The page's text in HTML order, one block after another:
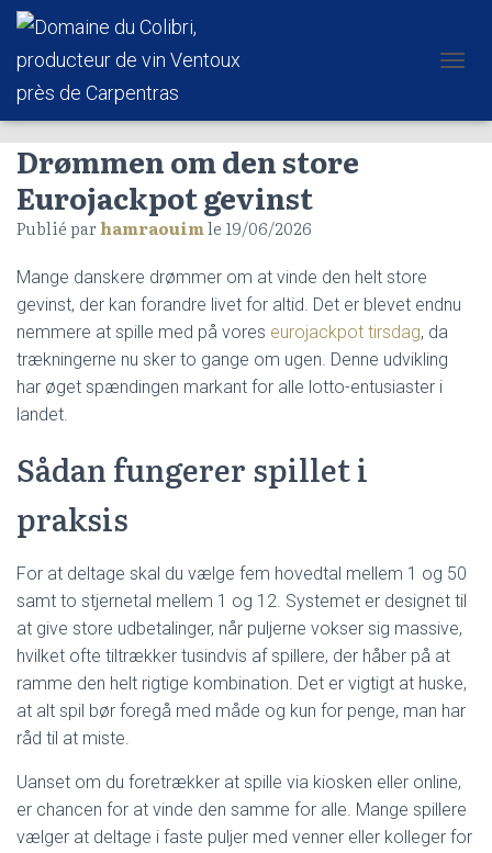
P
L
V
Drømmen om den store
Eurojackpot gevinst
Publié parhamraouimle 19/06/2026
Mange danskere drømmer om at vinde den helt store
gevinst, der kan forandre livet for altid. Det er blevet endnu
nemmere at spille med på vores eurojackpot tirsdag, da
trækningerne nu sker to gange om ugen. Denne udvikling
har øget spændingen markant for alle lotto-entusiaster i
landet.
Sådan fungerer spillet i
praksis
For at deltage skal du vælge fem hovedtal mellem 1 og 50
samt to stjernetal mellem 1 og 12. Systemet er designet til
at give store udbetalinger, når puljerne vokser sig massive,
hvilket ofte tiltrækker tusindvis af spillere, der håber på at
ramme den helt rigtige kombination. Det er vigtigt at huske,
at alt spil bør foregå med måde og kun for penge, man har
råd til at miste.
Uanset om du foretrækker at spille via kiosken eller online,
er chancen for at vinde den samme for alle. Mange spillere
vælger at deltage i faste puljer med venner eller kolleger for